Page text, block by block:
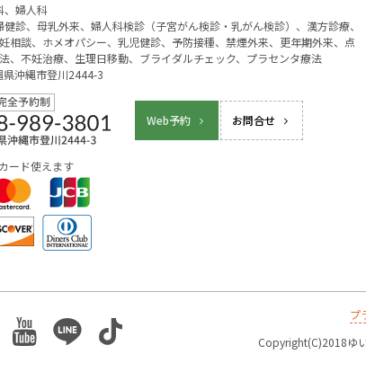
、婦人科
診、母乳外来、婦人科検診（子宮がん検診・乳がん検診）、漢方診療、
相談、ホメオパシー、乳児健診、予防接種、禁煙外来、更年期外来、点
、不妊治療、生理日移動、ブライダルチェック、プラセンタ療法
県沖縄市登川2444-3
Web予約 お問合せ
ード使えます
Youtube
LineTikTok プ
Copyright(C)2018ゆ